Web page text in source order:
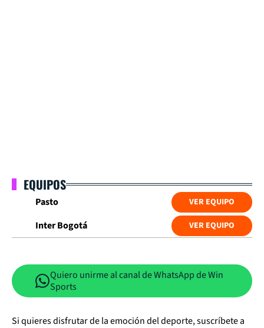
EQUIPOS
Pasto VER EQUIPO
Inter Bogotá VER EQUIPO
Quiero unirme al canal de WhatsApp de Win
Sports
Si quieres disfrutar de la emoción del deporte, suscríbete a